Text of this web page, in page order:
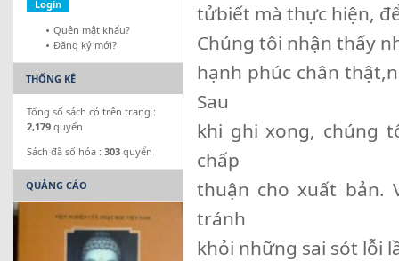
tửbiết mà thực hiện,
Chúng tôi nhận thấy
hạnh phúc chân
Sau
khi ghi xong, chúng
chấp
thuận cho xuất bản.
tránh
khỏi những sai sót lỗi
Quên mật khẩu?
Đăng ký mới?
THỐNG KÊ
Tổng số sách có trên trang :
2,179 quyển
Sách đã số hóa : 303 quyển
QUẢNG CÁO